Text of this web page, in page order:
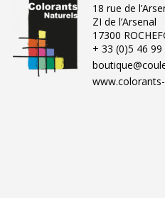
18 rue de
ZI de l’Arsenal
17300
+ 33 (0)5 46 99